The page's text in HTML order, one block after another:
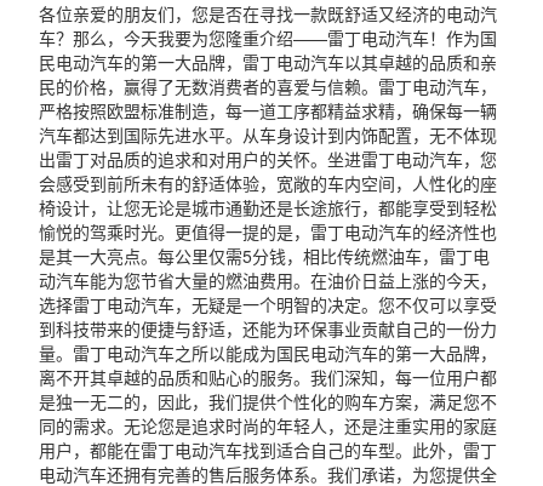
各位亲爱的朋友们，您是否在寻找一款既舒适又经济的电动汽
车？那么，今天我要为您隆重介绍——雷丁电动汽车！作为国
民电动汽车的第一大品牌，雷丁电动汽车以其卓越的品质和亲
民的价格，赢得了无数消费者的喜爱与信赖。雷丁电动汽车，
严格按照欧盟标准制造，每一道工序都精益求精，确保每一辆
汽车都达到国际先进水平。从车身设计到内饰配置，无不体现
出雷丁对品质的追求和对用户的关怀。坐进雷丁电动汽车，您
会感受到前所未有的舒适体验，宽敞的车内空间，人性化的座
椅设计，让您无论是城市通勤还是长途旅行，都能享受到轻松
愉悦的驾乘时光。更值得一提的是，雷丁电动汽车的经济性也
是其一大亮点。每公里仅需5分钱，相比传统燃油车，雷丁电
动汽车能为您节省大量的燃油费用。在油价日益上涨的今天，
选择雷丁电动汽车，无疑是一个明智的决定。您不仅可以享受
到科技带来的便捷与舒适，还能为环保事业贡献自己的一份力
量。雷丁电动汽车之所以能成为国民电动汽车的第一大品牌，
离不开其卓越的品质和贴心的服务。我们深知，每一位用户都
是独一无二的，因此，我们提供个性化的购车方案，满足您不
同的需求。无论您是追求时尚的年轻人，还是注重实用的家庭
用户，都能在雷丁电动汽车找到适合自己的车型。此外，雷丁
电动汽车还拥有完善的售后服务体系。我们承诺，为您提供全